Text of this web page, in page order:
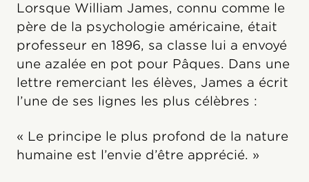
Lorsque William James, connu comme le
père de la psychologie américaine, était
professeur en 1896, sa classe lui a envoyé
une azalée en pot pour Pâques. Dans une
lettre remerciant les élèves, James a écrit
l’une de ses lignes les plus célèbres :
« Le principe le plus profond de la nature
humaine est l’envie d’être apprécié. »